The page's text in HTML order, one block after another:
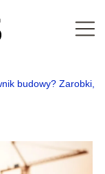
budowy? Zarobki,